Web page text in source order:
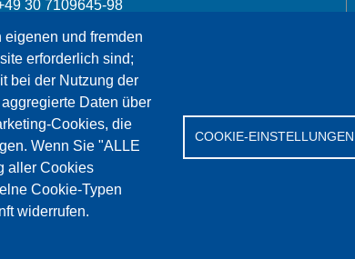
und fremden
erforderlich sind;
bei der Nutzung der
Daten über
Cookies, die
Wenn Sie "ALLE
aller Cookies
Cookie-Typen
widerrufen.
COOKIE-EINSTELLUNGEN
30 7109645-98
Референции Jobs Контакт